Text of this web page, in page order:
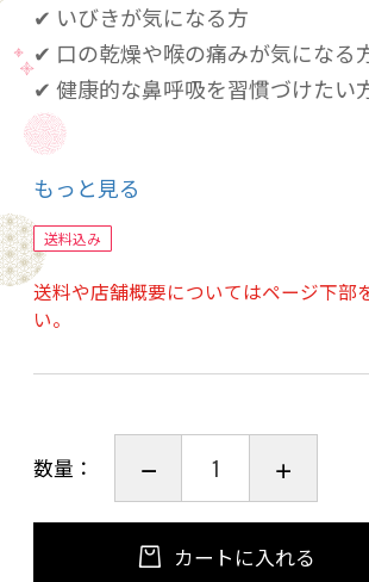
✔ いびきが気になる方
✔ 口の乾燥や喉の痛みが気になる
✔ 健康的な鼻呼吸を習慣づけたい
簡単に貼れて、朝にはすっきり
サポートする「おやすみテープ
ください。
※画像はイメージです。
※製品裏面に記載の「使用上の
おやすみテープ 無香料×4個
（テープサイズ：20mm×50mm
枚、日本製）
もっと見る
送料込み
送料や店舗概要についてはページ下部
い。
数量：
カートに入れる